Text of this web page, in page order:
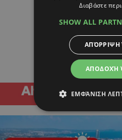
Διαβάστε
SHOW ALL
ΑΠΟΔΟΧΉ
ΕΜΦΆΝΙΣΗ